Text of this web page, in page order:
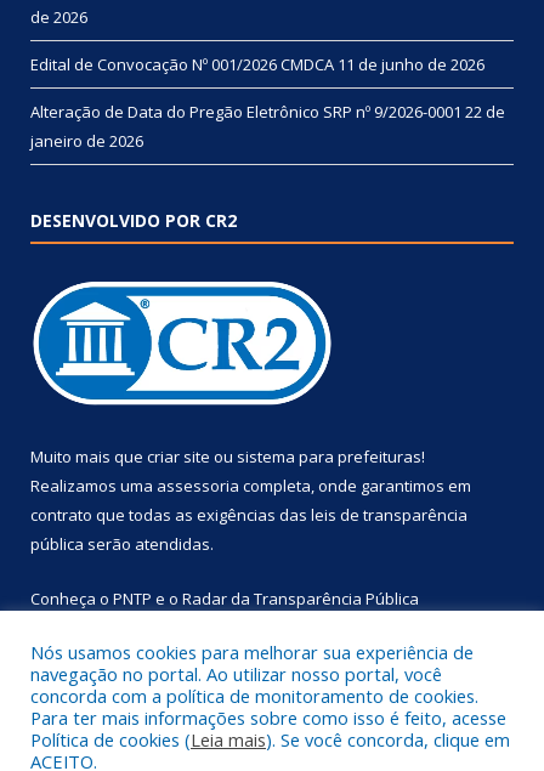
de 2026
Edital de Convocação Nº 001/2026 CMDCA 11 de junho de 2026
Alteração de Data do Pregão Eletrônico SRP nº 9/2026-0001 22 de
janeiro de 2026
DESENVOLVIDO POR CR2
Muito mais que criar site ou sistema para prefeituras!
Realizamos uma assessoria completa, onde garantimos em
contrato que todas as exigências das leis de transparência
pública serão atendidas.
Conheça o PNTP e o Radar da Transparência Pública
Todos os direitos reservados a Prefeitura Municipal de
Primavera.
Nós usamos cookies para melhorar sua experiência de
navegação no portal. Ao utilizar nosso portal, você
concorda com a política de monitoramento de cookies.
Para ter mais informações sobre como isso é feito, acesse
Política de cookies (Leia mais). Se você concorda, clique em
ACEITO.